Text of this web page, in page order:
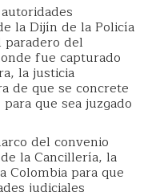
la Dijín de la Policía
paradero del
fue capturado
la justicia
de que se concrete
que sea juzgado
del convenio
la Cancillería, la
Colombia para que